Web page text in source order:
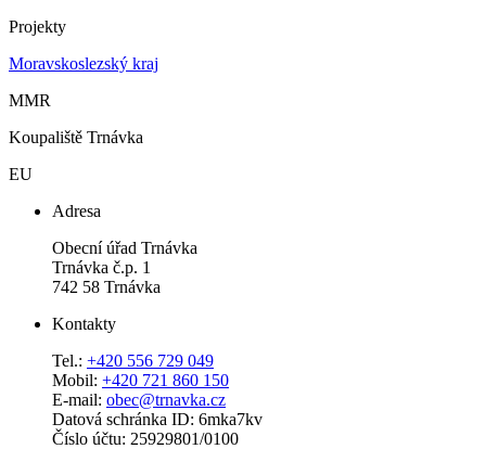
Projekty
Moravskoslezský kraj
MMR
Koupaliště Trnávka
EU
Adresa
Obecní úřad Trnávka
Trnávka č.p. 1
742 58 Trnávka
Kontakty
Tel.: +420 556 729 049
Mobil: +420 721 860 150
E-mail: obec@trnavka.cz
Datová schránka ID: 6mka7kv
Číslo účtu: 25929801/0100